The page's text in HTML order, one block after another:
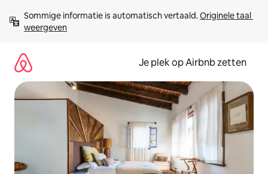
direct
naar
Sommige informatie is automatisch vertaald. Originele taal
weergeven
Je plek op Airbnb zetten